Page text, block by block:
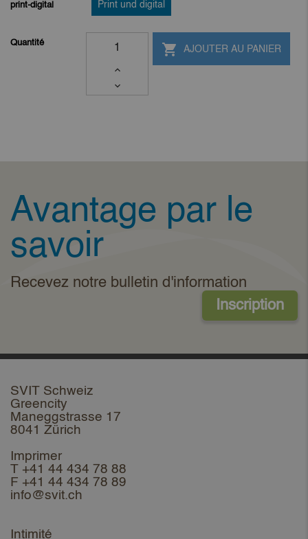
print-digital Print und digital
Quantité  AJOUTER AU PANIER
Avantage par le
savoir
Recevez notre bulletin d'information
Inscription
SVIT Schweiz
Greencity
Maneggstrasse 17
8041 Zürich
Imprimer
T +41 44 434 78 88
F +41 44 434 78 89
info@svit.ch
Intimité